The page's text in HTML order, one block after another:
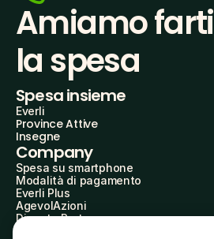
Amiamo farti
la spesa
Spesa insieme
Everli
Province Attive
Insegne
Company
Spesa su smartphone
Modalità di pagamento
Everli Plus
AgevolAzioni
Diventa Partner